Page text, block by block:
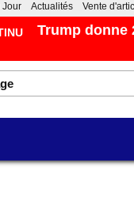
Jour
Actualités Vente
Trump donne